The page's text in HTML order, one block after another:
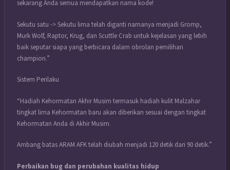
sekarang Anda semua mendapatkan nama kode!
Sekutu satu -> Sekutu lima telah diganti namanya menjadi Gromp,
Murk Wolf, Raptor, Krug, dan Scuttle Crab untuk kejelasan yang lebih
baik seputar siapa yang berbicara dalam obrolan pemilihan
champion.”
Sistem Perilaku
“Hadiah Kehormatan Akhir Musim termasuk hadiah kulit Malzahar
tingkat lima Kehormatan baru akan diberikan sesuai dengan tingkat
Kehormatan Anda di Akhir Musim.
Ambang batas ARAM AFK telah diubah menjadi 120 detik dari 90 detik.”
Perbaikan bug dan perubahan kualitas hidup